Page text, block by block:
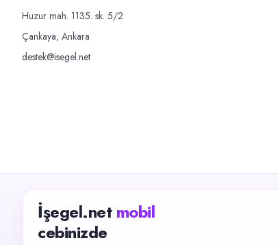
Huzur mah. 1135. sk. 5/2
Çankaya, Ankara
destek@isegel.net
İşegel.net mobil
cebinizde